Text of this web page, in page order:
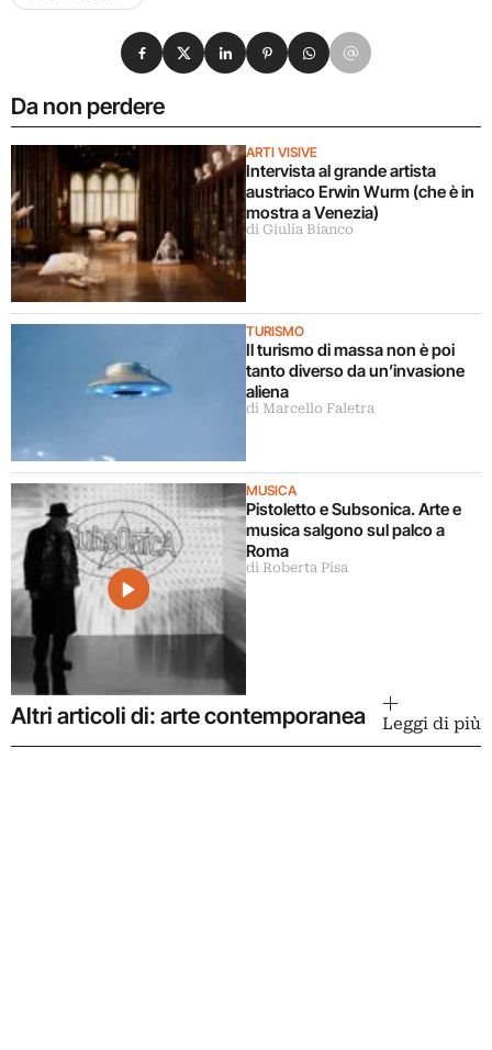
Da non perdere
ARTI VISIVE
Intervista al grande artista
austriaco Erwin Wurm (che è in
mostra a Venezia)
di Giulia Bianco
TURISMO
Il turismo di massa non è poi
tanto diverso da un’invasione
aliena
di Marcello Faletra
MUSICA
Pistoletto e Subsonica. Arte e
musica salgono sul palco a
Roma
di Roberta Pisa
Condividi su Facebook
Condividi su X
Condividi su LinkedIn
Condividi su Pinterest
Condividi su WhatsApp
Condividi su Email
Altri articoli di: arte contemporanea Leggi di più